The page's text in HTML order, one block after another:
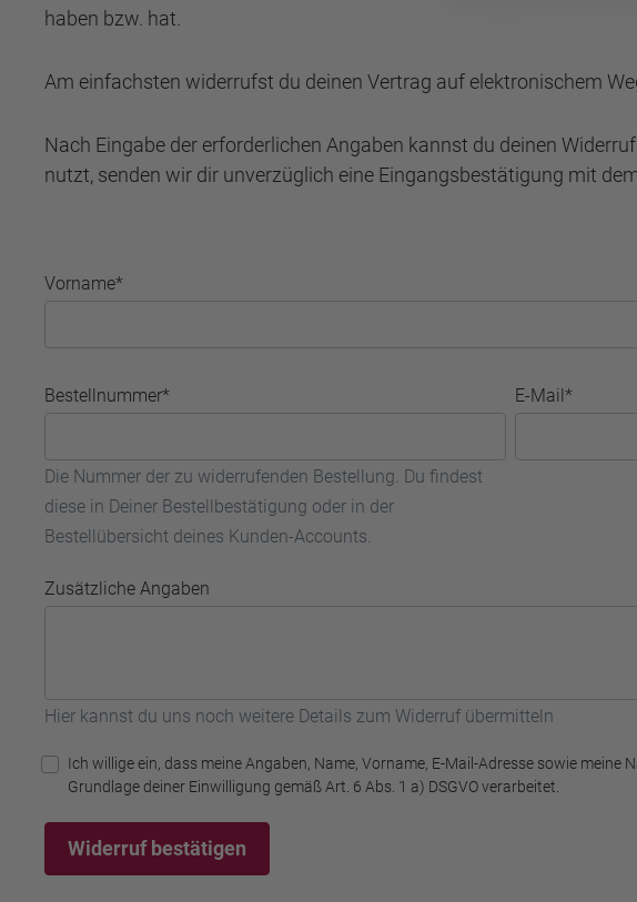
haben bzw. hat.
Am einfachsten widerrufst du deinen Vertrag auf elektronischem
Nach Eingabe der erforderlichen Angaben kannst du deinen
nutzt, senden wir dir unverzüglich eine Eingangsbestätigung mit
Vorname*
Bestellnummer*
Die Nummer der zu widerrufenden Bestellung. Du findest
diese in Deiner Bestellbestätigung oder in der
Bestellübersicht deines Kunden-Accounts.
E-Mail*
Zusätzliche Angaben
Hier kannst du uns noch weitere Details zum Widerruf übermitteln
Ich willige ein, dass meine Angaben, Name, Vorname, E-Mail-Adresse sowie
Grundlage deiner Einwilligung gemäß Art. 6 Abs. 1 a) DSGVO verarbeitet.
Widerruf bestätigen